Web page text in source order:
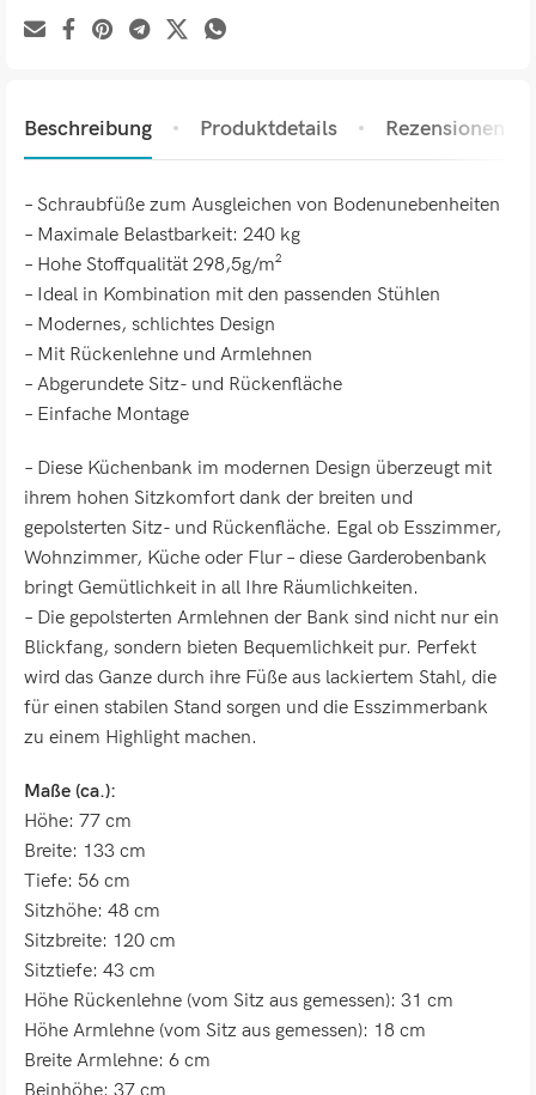
Beschreibung Produktdetails Rezensionen (0)
– Schraubfüße zum Ausgleichen von Bodenunebenheiten
– Maximale Belastbarkeit: 240 kg
– Hohe Stoffqualität 298,5g/m²
– Ideal in Kombination mit den passenden Stühlen
– Modernes, schlichtes Design
– Mit Rückenlehne und Armlehnen
– Abgerundete Sitz- und Rückenfläche
– Einfache Montage
– Diese Küchenbank im modernen Design überzeugt mit
ihrem hohen Sitzkomfort dank der breiten und
gepolsterten Sitz- und Rückenfläche. Egal ob Esszimmer,
Wohnzimmer, Küche oder Flur – diese Garderobenbank
bringt Gemütlichkeit in all Ihre Räumlichkeiten.
– Die gepolsterten Armlehnen der Bank sind nicht nur ein
Blickfang, sondern bieten Bequemlichkeit pur. Perfekt
wird das Ganze durch ihre Füße aus lackiertem Stahl, die
für einen stabilen Stand sorgen und die Esszimmerbank
zu einem Highlight machen.
Maße (ca.):
Höhe: 77 cm
Breite: 133 cm
Tiefe: 56 cm
Sitzhöhe: 48 cm
Sitzbreite: 120 cm
Sitztiefe: 43 cm
Höhe Rückenlehne (vom Sitz aus gemessen): 31 cm
Höhe Armlehne (vom Sitz aus gemessen): 18 cm
Breite Armlehne: 6 cm
Beinhöhe: 37 cm